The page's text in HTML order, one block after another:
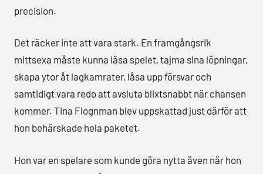
precision.
Det räcker inte att vara stark. En framgångsrik
mittsexa måste kunna läsa spelet, tajma sina löpningar,
skapa ytor åt lagkamrater, låsa upp försvar och
samtidigt vara redo att avsluta blixtsnabbt när chansen
kommer. Tina Flognman blev uppskattad just därför att
hon behärskade hela paketet.
Hon var en spelare som kunde göra nytta även när hon